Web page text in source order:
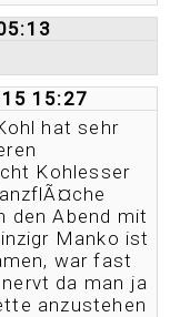
15:27
hat sehr
Kohlesser
den Abend mit
Manko ist
war fast
da man ja
anzustehen